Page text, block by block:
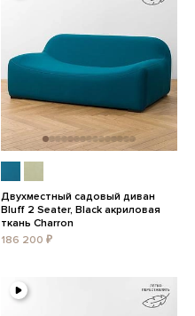
Двухместный садовый диван
Bluff 2 Seater, Black акриловая
ткань Charron
186 200 ₽